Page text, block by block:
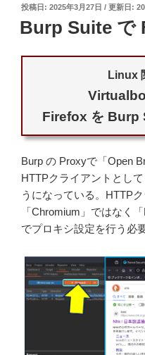
投
日:
2025年3月27日
Burp Suite で
Linux
Firefox を Burp
Burp の Proxyで「Open
HTTPクライアントとし
うになっている。HTTP
「Chromium」ではなく
でプロキシ設定を行う必